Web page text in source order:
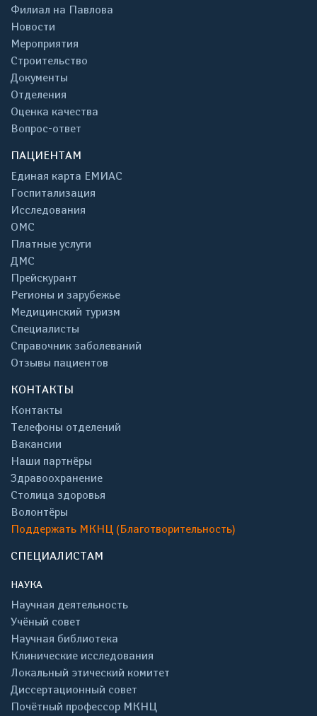
Филиал на Павлова
Новости
Мероприятия
Строительство
Документы
Отделения
Оценка качества
Вопрос-ответ
ПАЦИЕНТАМ
Единая карта ЕМИАС
Госпитализация
Исследования
ОМС
Платные услуги
ДМС
Прейскурант
Регионы и зарубежье
Медицинский туризм
Специалисты
Справочник заболеваний
Отзывы пациентов
КОНТАКТЫ
Контакты
Телефоны отделений
Вакансии
Наши партнёры
Здравоохранение
Столица здоровья
Волонтёры
Поддержать МКНЦ (Благотворительность)
СПЕЦИАЛИСТАМ
НАУКА
Научная деятельность
Учёный совет
Научная библиотека
Клинические исследования
Локальный этический комитет
Диссертационный совет
Почётный профессор МКНЦ